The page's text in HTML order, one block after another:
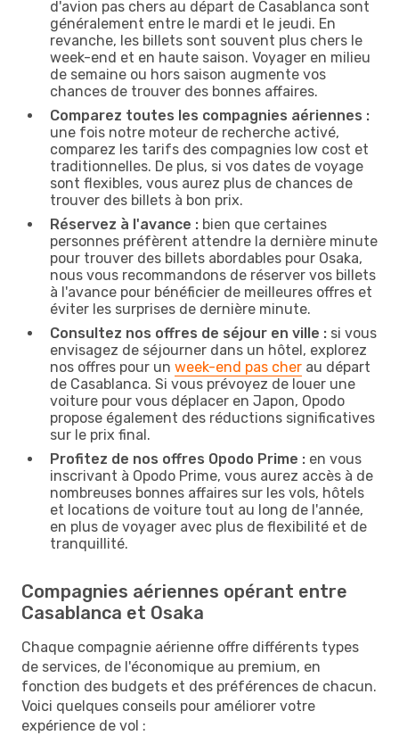
d'avion pas chers au départ de Casablanca sont
généralement entre le mardi et le jeudi. En
revanche, les billets sont souvent plus chers le
week-end et en haute saison. Voyager en milieu
de semaine ou hors saison augmente vos
chances de trouver des bonnes affaires.
Comparez toutes les compagnies aériennes :
une fois notre moteur de recherche activé,
comparez les tarifs des compagnies low cost et
traditionnelles. De plus, si vos dates de voyage
sont flexibles, vous aurez plus de chances de
trouver des billets à bon prix.
Réservez à l'avance : bien que certaines
personnes préfèrent attendre la dernière minute
pour trouver des billets abordables pour Osaka,
nous vous recommandons de réserver vos billets
à l'avance pour bénéficier de meilleures offres et
éviter les surprises de dernière minute.
Consultez nos offres de séjour en ville : si vous
envisagez de séjourner dans un hôtel, explorez
nos offres pour un week-end pas cher au départ
de Casablanca. Si vous prévoyez de louer une
voiture pour vous déplacer en Japon, Opodo
propose également des réductions significatives
sur le prix final.
Profitez de nos offres Opodo Prime : en vous
inscrivant à Opodo Prime, vous aurez accès à de
nombreuses bonnes affaires sur les vols, hôtels
et locations de voiture tout au long de l'année,
en plus de voyager avec plus de flexibilité et de
tranquillité.
Compagnies aériennes opérant entre
Casablanca et Osaka
Chaque compagnie aérienne offre différents types
de services, de l'économique au premium, en
fonction des budgets et des préférences de chacun.
Voici quelques conseils pour améliorer votre
expérience de vol :